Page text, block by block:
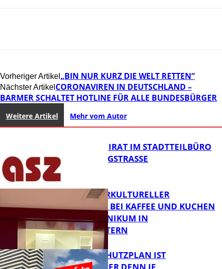
Vorheriger Artikel „BIN NUR KURZ DIE WELT RETTEN“
Nächster Artikel CORONAVIREN IN DEUTSCHLAND –
BARMER SCHALTET HOTLINE FÜR ALLE BUNDESBÜRGER
Weitere Artikel Mehr vom Autor
FB News
SENIORENBEIRAT IM STADTTEILBÜRO
IN DER KÖNIGSTRASSE
NEUER INTERKULTURELLER
TREFFPUNKT BEI KAFFEE UND KUCHEN
IM PFALZKLINIKUM IN
KAISERSLAUTERN
EIN HITZESCHUTZPLAN IST
NOTWENDIGER DENN JE